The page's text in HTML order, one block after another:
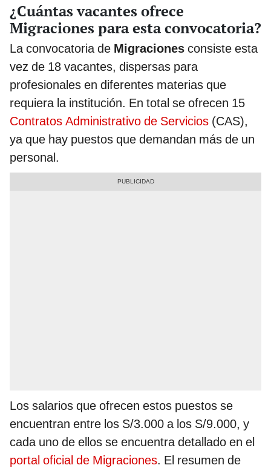
¿Cuántas vacantes ofrece
Migraciones para esta convocatoria?
La convocatoria de Migraciones consiste esta
vez de 18 vacantes, dispersas para
profesionales en diferentes materias que
requiera la institución. En total se ofrecen 15
Contratos Administrativo de Servicios (CAS),
ya que hay puestos que demandan más de un
personal.
Los salarios que ofrecen estos puestos se
encuentran entre los S/3.000 a los S/9.000, y
cada uno de ellos se encuentra detallado en el
portal oficial de Migraciones. El resumen de